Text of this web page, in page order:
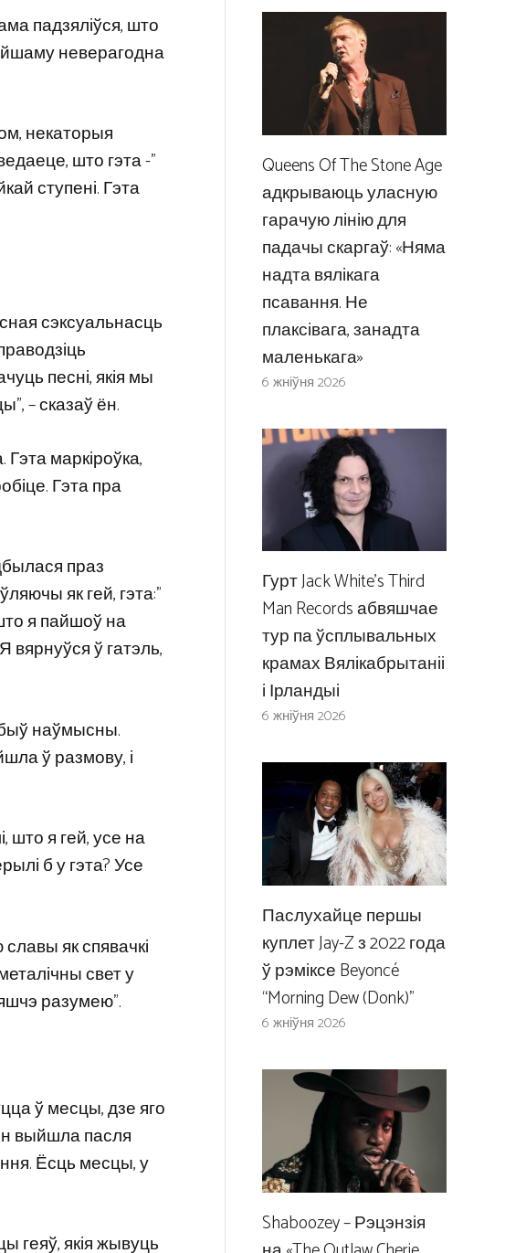
падзяліўся, што
неверагодна
некаторыя
што гэта -”
ступені. Гэта
сэксуальнасць
песні, якія мы
– сказаў ён.
Гэта маркіроўка,
Гэта пра
праз
як гей, гэта:”
я пайшоў на
вярнуўся ў гатэль,
наўмысны.
ў размову, і
што я гей, усе на
б у гэта? Усе
як спявачкі
свет у
разумею”.
ў месцы, дзе яго
выйшла пасля
Ёсць месцы, у
геяў, якія жывуць
Queens Of The Stone Age
адкрываюць уласную
гарачую лінію для
падачы скаргаў: «Няма
надта вялікага
псавання. Не
плаксівага, занадта
маленькага»
6 жніўня 2026
Гурт Jack White’s Third
Man Records абвяшчае
тур па ўсплывальных
крамах Вялікабрытаніі
і Ірландыі
6 жніўня 2026
Паслухайце першы
куплет Jay-Z з 2022 года
ў рэміксе Beyoncé
“Morning Dew (Donk)”
6 жніўня 2026
Shaboozey – Рэцэнзія